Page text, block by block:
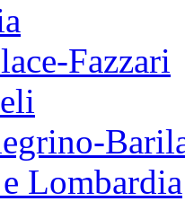
Fazzari
Lombardia